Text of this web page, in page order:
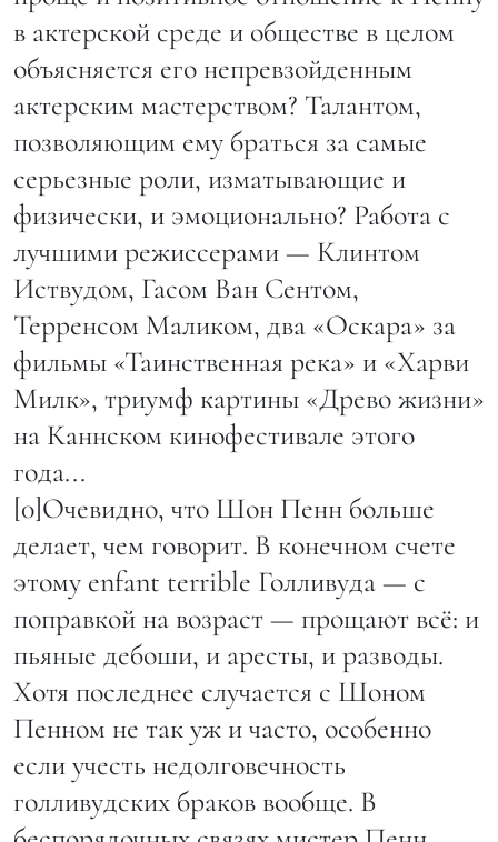
в актерской среде и обществе в целом
объясняется его непревзойденным
актерским мастерством? Талантом,
позволяющим ему браться за самые
серьезные роли, изматывающие и
физически, и эмоционально? Работа с
лучшими режиссерами — Клинтом
Иствудом, Гасом Ван Сентом,
Терренсом Маликом, два «Оскара» за
фильмы «Таинственная река» и «Харви
Милк», триумф картины «Древо жизни»
на Каннском кинофестивале этого
года...
[0]Очевидно, что Шон Пенн больше
делает, чем говорит. В конечном счете
этому enfant terrible Голливуда — с
поправкой на возраст — прощают всё: и
пьяные дебоши, и аресты, и разводы.
Хотя последнее случается с Шоном
Пенном не так уж и часто, особенно
если учесть недолговечность
голливудских браков вообще. В